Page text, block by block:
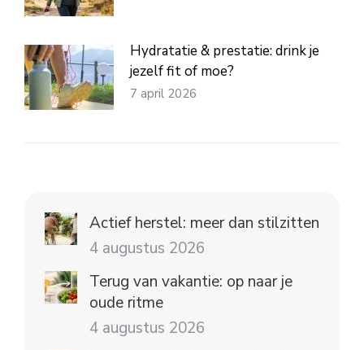
Hydratatie & prestatie: drink je
jezelf fit of moe?
7 april 2026
Actief herstel: meer dan stilzitten
4 augustus 2026
Terug van vakantie: op naar je
oude ritme
4 augustus 2026